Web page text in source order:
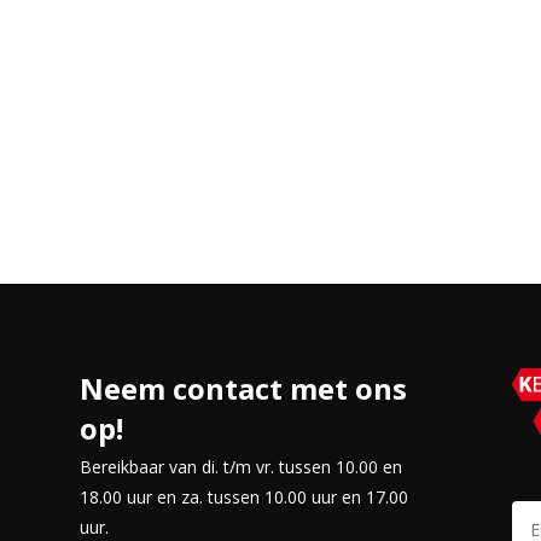
wil werken, leren en
Neem contact met ons
op!
Bereikbaar van di. t/m vr. tussen 10.00 en
18.00 uur en za. tussen 10.00 uur en 17.00
uur.